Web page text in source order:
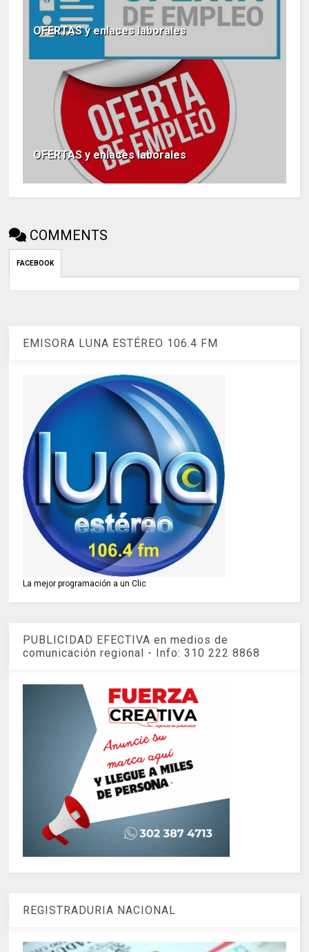
OFERTAS y enlaces laborales
OFERTAS y enlaces laborales
COMMENTS
FACEBOOK
EMISORA LUNA ESTÉREO 106.4 FM
La mejor programación a un Clic
PUBLICIDAD EFECTIVA en medios de
comunicación regional - Info: 310 222 8868
REGISTRADURIA NACIONAL